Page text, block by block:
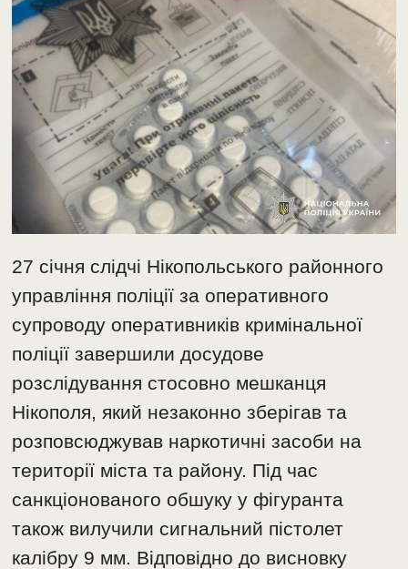
27 січня слідчі Нікопольського районного
управління поліції за оперативного
супроводу оперативників кримінальної
поліції завершили досудове
розслідування стосовно мешканця
Нікополя, який незаконно зберігав та
розповсюджував наркотичні засоби на
території міста та району. Під час
санкціонованого обшуку у фігуранта
також вилучили сигнальний пістолет
калібру 9 мм. Відповідно до висновку